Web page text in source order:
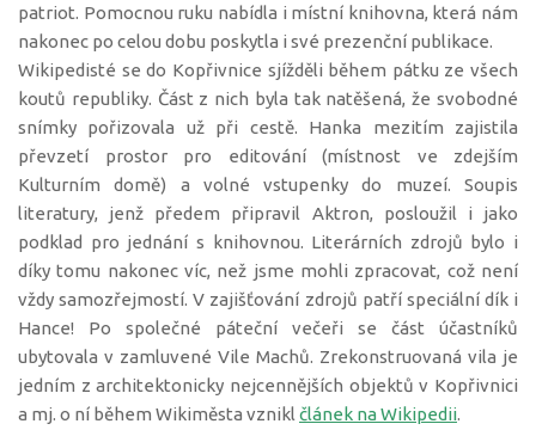
patriot. Pomocnou ruku nabídla i místní knihovna, která nám
nakonec po celou dobu poskytla i své prezenční publikace.
Wikipedisté se do Kopřivnice sjížděli během pátku ze všech
koutů republiky. Část z nich byla tak natěšená, že svobodné
snímky pořizovala už při cestě. Hanka mezitím zajistila
převzetí prostor pro editování (místnost ve zdejším
Kulturním domě) a volné vstupenky do muzeí. Soupis
literatury, jenž předem připravil Aktron, posloužil i jako
podklad pro jednání s knihovnou. Literárních zdrojů bylo i
díky tomu nakonec víc, než jsme mohli zpracovat, což není
vždy samozřejmostí. V zajišťování zdrojů patří speciální dík i
Hance! Po společné páteční večeři se část účastníků
ubytovala v zamluvené Vile Machů. Zrekonstruovaná vila je
jedním z architektonicky nejcennějších objektů v Kopřivnici
a mj. o ní během Wikiměsta vznikl článek na Wikipedii.